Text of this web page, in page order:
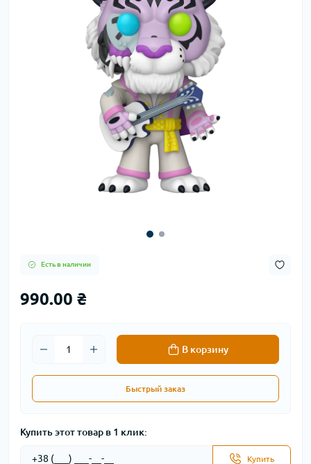
Есть в наличии
990.00 ₴
В корзину
Быстрый заказ
Купить этот товар в 1 клик:
Купить